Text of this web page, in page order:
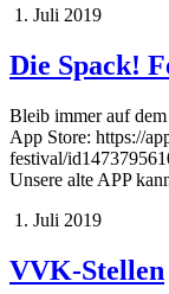
1. Juli 2019
Die Spack!
Bleib immer auf
App Store: https://
festival/
Unsere alte APP
1. Juli 2019
VVK-Stellen